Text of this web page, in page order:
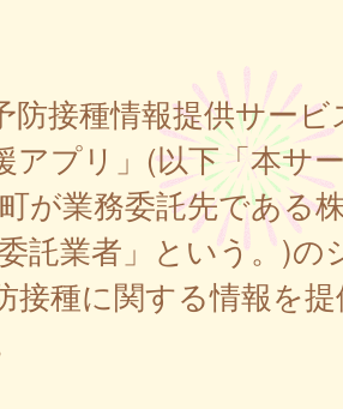
接種情報提供サービ
アプリ」(以下「本サ
が業務委託先である
託業者」という。)の
接種に関する情報を